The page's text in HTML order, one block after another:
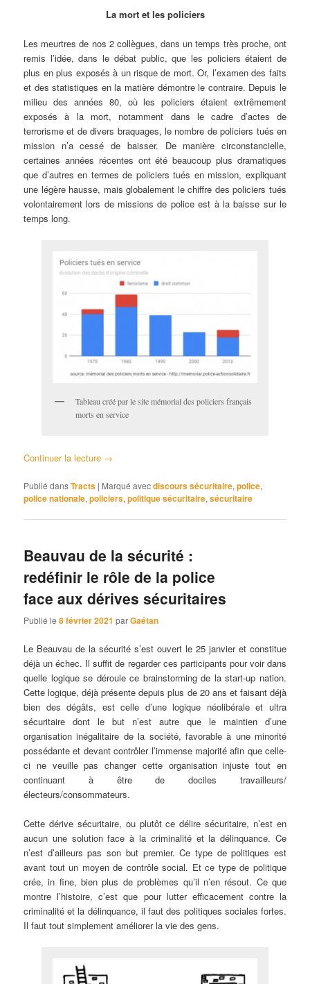
La mort et les policiers
Les meurtres de nos 2 collègues, dans un temps très proche, ont
remis l’idée, dans le débat public, que les policiers étaient de
plus en plus exposés à un risque de mort. Or, l’examen des faits
et des statistiques en la matière démontre le contraire. Depuis le
milieu des années 80, où les policiers étaient extrêmement
exposés à la mort, notamment dans le cadre d’actes de
terrorisme et de divers braquages, le nombre de policiers tués en
mission n’a cessé de baisser. De manière circonstancielle,
certaines années récentes ont été beaucoup plus dramatiques
que d’autres en termes de policiers tués en mission, expliquant
une légère hausse, mais globalement le chiffre des policiers tués
volontairement lors de missions de police est à la baisse sur le
temps long.
Tableau créé par le site mémorial des policiers français
morts en service
Continuer la lecture →
Publié dansTracts | Marqué avecdiscours sécuritaire,police,
police nationale,policiers,politique sécuritaire,sécuritaire
Beauvau de la sécurité :
redéfinir le rôle de la police
face aux dérives sécuritaires
Publié le8 février 2021 parGaétan
Le Beauvau de la sécurité s’est ouvert le 25 janvier et constitue
déjà un échec. Il suffit de regarder ces participants pour voir dans
quelle logique se déroule ce brainstorming de la start-up nation.
Cette logique, déjà présente depuis plus de 20 ans et faisant déjà
bien des dégâts, est celle d’une logique néolibérale et ultra
sécuritaire dont le but n’est autre que le maintien d’une
organisation inégalitaire de la société, favorable à une minorité
possédante et devant contrôler l’immense majorité afin que celle-
ci ne veuille pas changer cette organisation injuste tout en
continuant à être de dociles travailleurs/
électeurs/consommateurs.
Cette dérive sécuritaire, ou plutôt ce délire sécuritaire, n’est en
aucun une solution face à la criminalité et la délinquance. Ce
n’est d’ailleurs pas son but premier. Ce type de politiques est
avant tout un moyen de contrôle social. Et ce type de politique
crée, in fine, bien plus de problèmes qu’il n’en résout. Ce que
montre l’histoire, c’est que pour lutter efficacement contre la
criminalité et la délinquance, il faut des politiques sociales fortes.
Il faut tout simplement améliorer la vie des gens.